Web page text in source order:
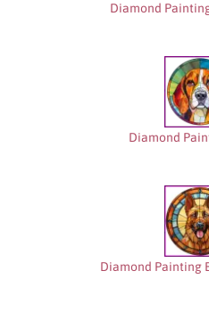
Diamond
Diamond
Diamond Painting